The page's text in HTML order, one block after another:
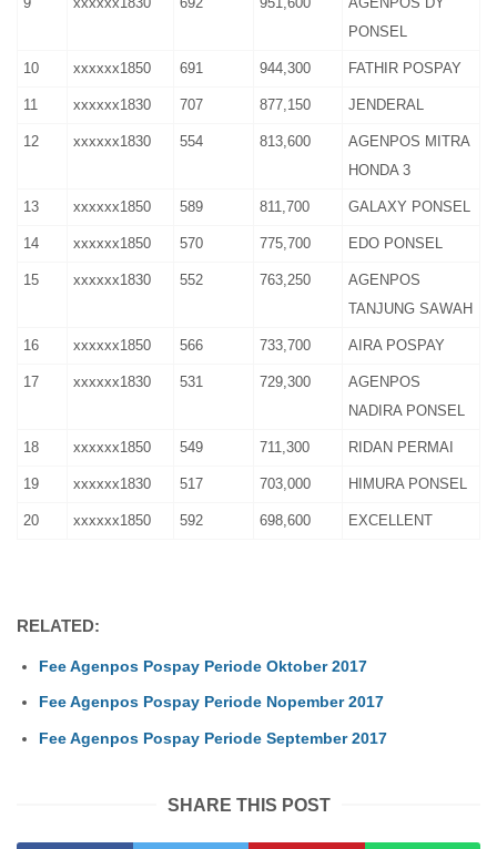
PONSEL
10 xxxxxx1850 691 944,300 FATHIR POSPAY
11 xxxxxx1830 707 877,150 JENDERAL
12 xxxxxx1830 554 813,600
AGENPOS MITRA
HONDA 3
13 xxxxxx1850 589 811,700 GALAXY PONSEL
14 xxxxxx1850 570 775,700 EDO PONSEL
15 xxxxxx1830 552 763,250
AGENPOS
TANJUNG SAWAH
16 xxxxxx1850 566 733,700 AIRA POSPAY
17 xxxxxx1830 531 729,300
AGENPOS
NADIRA PONSEL
18 xxxxxx1850 549 711,300 RIDAN PERMAI
19 xxxxxx1830 517 703,000 HIMURA PONSEL
20 xxxxxx1850 592 698,600 EXCELLENT
RELATED:
Fee Agenpos Pospay Periode Oktober 2017
Fee Agenpos Pospay Periode Nopember 2017
Fee Agenpos Pospay Periode September 2017
SHARE THIS POST